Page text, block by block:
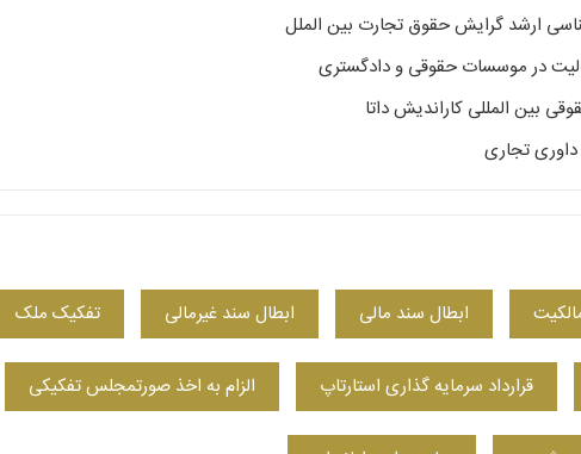
ارشد گرایش حقوق تجارت بین الملل
بین المللی کاراندیش داتا
تجاری
ابطال سند مالی ابطال سند غیرمالی تفکیک ملک
قرارداد سرمایه گذاری استارتاپ الزام به اخذ صورتمجلس تفکیکی